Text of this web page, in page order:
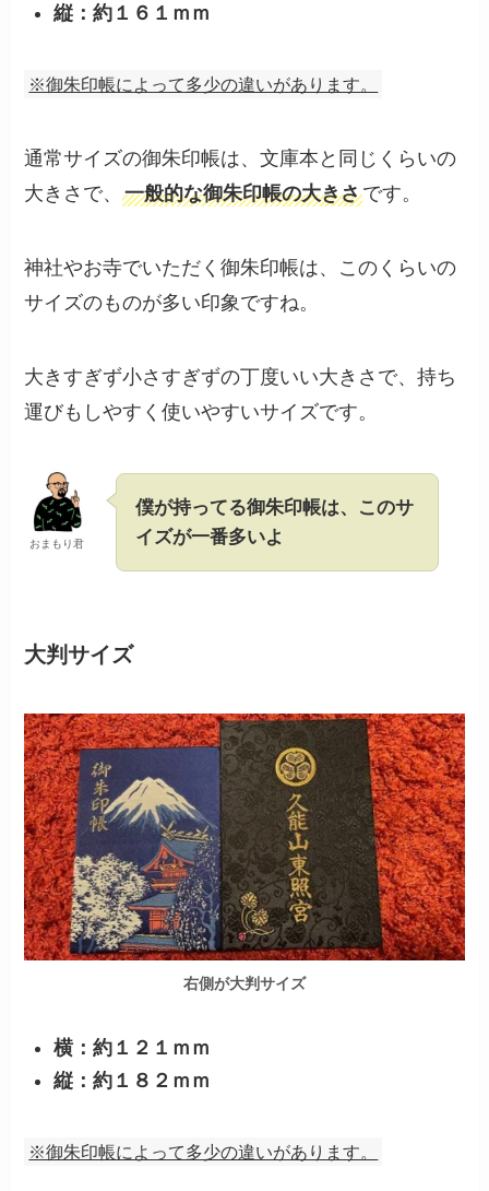
縦：約１６１ｍｍ
※御朱印帳によって多少の違いがあります。
通常サイズの御朱印帳は、文庫本と同じくらいの
大きさで、一般的な御朱印帳の大きさです。
神社やお寺でいただく御朱印帳は、このくらいの
サイズのものが多い印象ですね。
大きすぎず小さすぎずの丁度いい大きさで、持ち
運びもしやすく使いやすいサイズです。
おまもり君
僕が持ってる御朱印帳は、このサ
イズが一番多いよ
大判サイズ
右側が大判サイズ
横：約１２１ｍｍ
縦：約１８２ｍｍ
※御朱印帳によって多少の違いがあります。